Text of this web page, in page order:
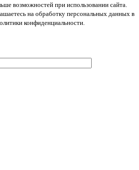
возможностей при использовании сайта.
на обработку персональных данных в
конфиденциальности.